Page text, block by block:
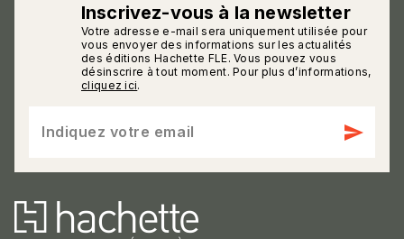
Inscrivez-vous à la newsletter
Votre adresse e-mail sera uniquement utilisée pour
vous envoyer des informations sur les actualités
des éditions Hachette FLE. Vous pouvez vous
désinscrire à tout moment. Pour plus d’informations,
cliquez ici.
Indiquez votre email send